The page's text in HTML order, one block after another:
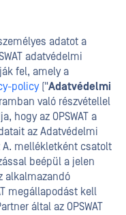
adatot a
adatvédelmi
fel, amely a
policy("Adatvédelmi
való részvétellel
hogy az OPSWAT a
az Adatvédelmi
A. mellékletként csatolt
beépül a jelen
alkalmazandó
megállapodást kell
által az OPSWAT